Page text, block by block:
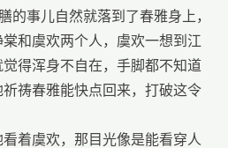
的事儿自然就落到了春雅身上，
和虞欢两个人，虞欢一想到江
得浑身不自在，手脚都不知道
祷春雅能快点回来，打破这令
着虞欢，那目光像是能看穿人